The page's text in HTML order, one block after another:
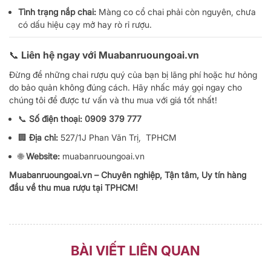
Tình trạng nắp chai: Màng co cổ chai phải còn nguyên, chưa
có dấu hiệu cạy mở hay rò rỉ rượu.
📞 Liên hệ ngay với Muabanruoungoai.vn
Đừng để những chai rượu quý của bạn bị lãng phí hoặc hư hỏng
do bảo quản không đúng cách. Hãy nhấc máy gọi ngay cho
chúng tôi để được tư vấn và thu mua với giá tốt nhất!
📞 Số điện thoại: 0909 379 777
🏢 Địa chỉ: 527/1J Phan Văn Trị, TPHCM
🌐Website: muabanruoungoai.vn
Muabanruoungoai.vn – Chuyên nghiệp, Tận tâm, Uy tín hàng
đầu về thu mua rượu tại TPHCM!
BÀI VIẾT LIÊN QUAN